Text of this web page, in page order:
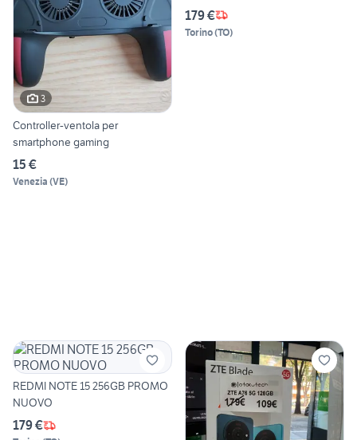
3
Controller-ventola per
smartphone gaming
15 €
Venezia (VE)
179 €
Torino(TO)
REDMI NOTE 15 256GB PROMO
NUOVO
179 €